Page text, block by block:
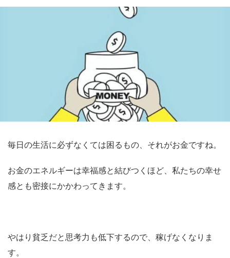
毎日の生活に必ずなくては困るもの、それがお金ですね。
お金のエネルギーは幸福感と結びつくほど、私たちの幸せ
感とも密接にかかわってきます。
やはり貧乏だと思考力も低下するので、稼げなくなりま
す。